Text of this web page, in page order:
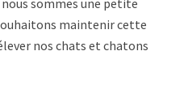
sommes une petite
maintenir cette
nos chats et chatons